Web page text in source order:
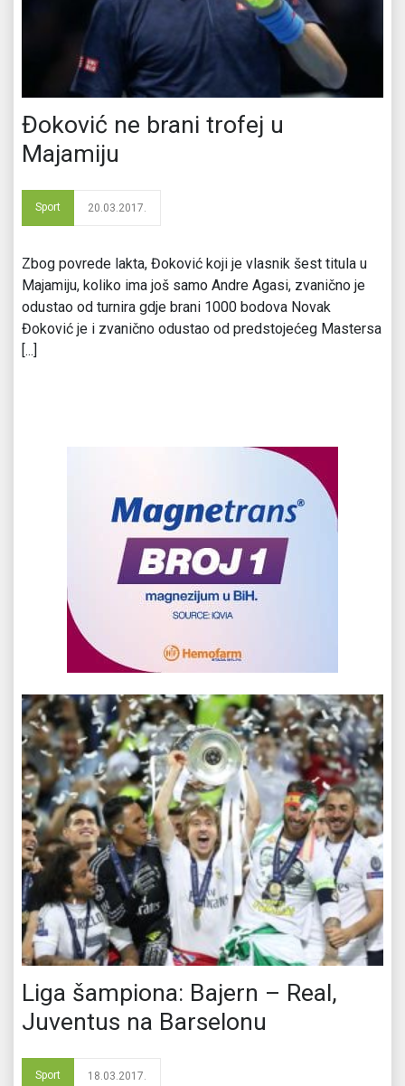
Đoković ne brani trofej u
Majamiju
Sport 20.03.2017.
Zbog povrede lakta, Đoković koji je vlasnik šest titula u
Majamiju, koliko ima još samo Andre Agasi, zvanično je
odustao od turnira gdje brani 1000 bodova Novak
Đoković je i zvanično odustao od predstojećeg Mastersa
[...]
Liga šampiona: Bajern – Real,
Juventus na Barselonu
Sport 18.03.2017.